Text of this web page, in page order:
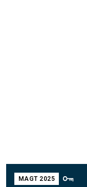
MAGT 2025